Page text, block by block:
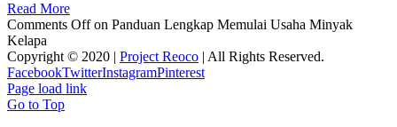
Read More
Comments Offon Panduan Lengkap Memulai Usaha Minyak
Kelapa
Copyright © 2020 | Project Reoco | All Rights Reserved.
FacebookTwitterInstagramPinterest
Page load link
Go to Top